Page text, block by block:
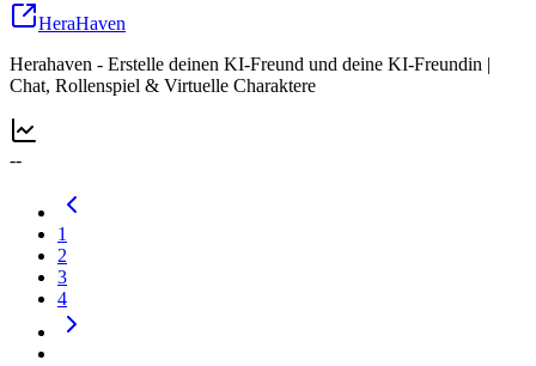
HeraHaven
Herahaven - Erstelle deinen KI-Freund und deine KI-Freundin |
Chat, Rollenspiel & Virtuelle Charaktere
--
1
2
3
4